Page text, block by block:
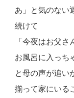
あ」と気のない
続けて
「今夜はお父
お風呂に入っち
と母の声が追い
揃って家にいる